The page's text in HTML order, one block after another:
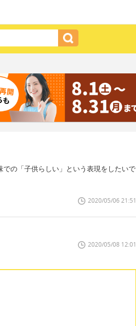
での「子供らしい」という表現をしたいで
2020/05/06 21:51
2020/05/08 12:01